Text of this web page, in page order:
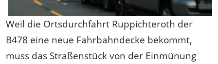
Weil die Ortsdurchfahrt Ruppichteroth der
B478 eine neue Fahrbahndecke bekommt,
muss das Straßenstück von der Einmünung